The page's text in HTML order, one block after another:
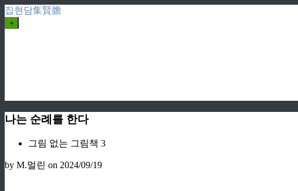
집현담集賢膽
+
나는 순례를 한다
그림 없는 그림책 3
by M.멀린 on 2024/09/19